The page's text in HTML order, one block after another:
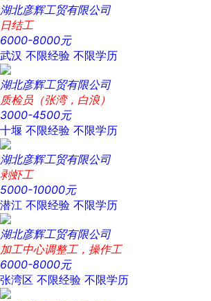
湖北彦辉工贸有限公司
日结工
6000-8000元
武汉 不限经验 不限学历
湖北彦辉工贸有限公司
质检员（张湾，白浪）
3000-4500元
十堰 不限经验 不限学历
湖北彦辉工贸有限公司
剥虾工
5000-10000元
潜江 不限经验 不限学历
湖北彦辉工贸有限公司
加工中心调整工，操作工
6000-8000元
张湾区 不限经验 不限学历